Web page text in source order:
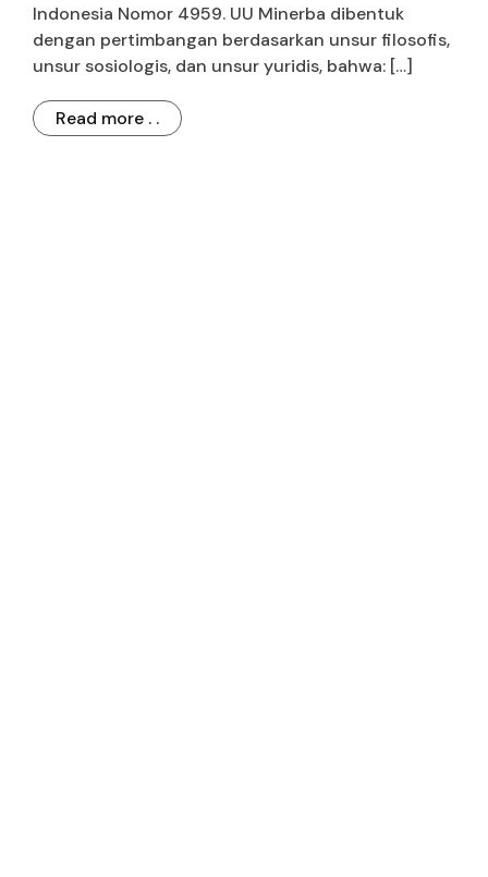
Indonesia Nomor 4959. UU Minerba dibentuk
dengan pertimbangan berdasarkan unsur filosofis,
unsur sosiologis, dan unsur yuridis, bahwa: […]
Read more . .